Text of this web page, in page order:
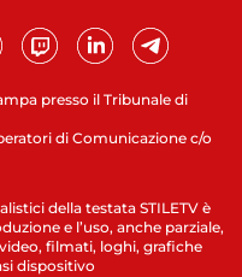
presso il Tribunale di
di Comunicazione c/o
della testata STILETV è
e l’uso, anche parziale,
filmati, loghi, grafiche
dispositivo